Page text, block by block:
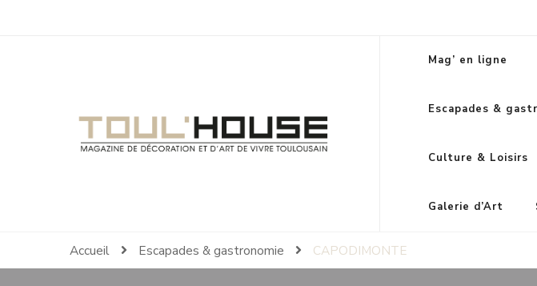
Toul'House
Magazine de Décoration et d'Art de Vivre.
Mag’ en ligne
Escapades &
Culture & Loisirs
Galerie d’Art
Accueil Escapades & gastronomie CAPODIMONTE